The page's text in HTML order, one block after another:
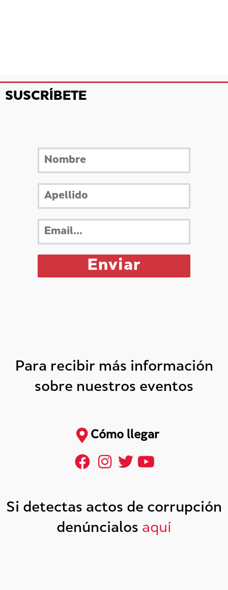
SUSCRÍBETE
Para recibir más información
sobre nuestros eventos
Cómo llegar
Si detectas actos de corrupción
denúncialos aquí